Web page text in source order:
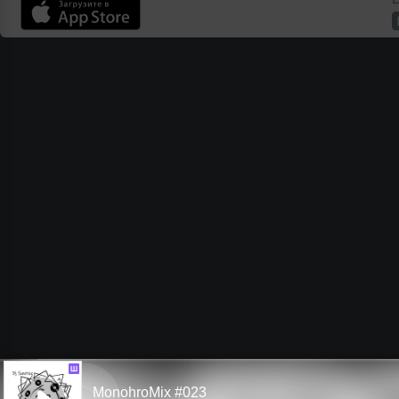
Ш
MonohroMix #023